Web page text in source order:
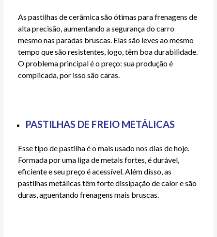
As pastilhas de cerâmica são ótimas para frenagens de
alta precisão, aumentando a segurança do carro
mesmo nas paradas bruscas. Elas são leves ao mesmo
tempo que são resistentes, logo, têm boa durabilidade.
O problema principal é o preço: sua produção é
complicada, por isso são caras.
PASTILHAS DE FREIO METÁLICAS
Esse tipo de pastilha é o mais usado nos dias de hoje.
Formada por uma liga de metais fortes, é durável,
eficiente e seu preço é acessível. Além disso, as
pastilhas metálicas têm forte dissipação de calor e são
duras, aguentando frenagens mais bruscas.